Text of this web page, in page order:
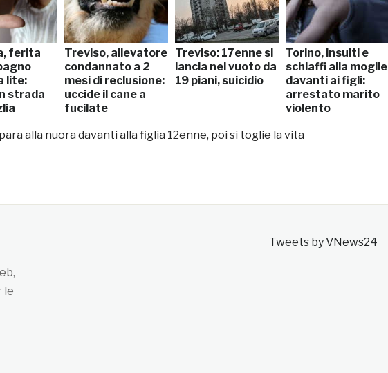
ferita
lite:
strada
Treviso, allevatore
condannato a 2
mesi di reclusione:
uccide il cane a
fucilate
Treviso: 17enne si
lancia nel vuoto da
19 piani, suicidio
Torino, insulti e
schiaffi alla moglie
davanti ai figli:
arrestato marito
violento
alla nuora davanti alla figlia 12enne, poi si toglie la vita
le
Tweets by VNews24